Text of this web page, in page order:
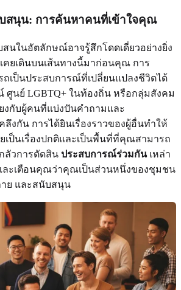
สนุน: การค้นหาคนที่เข้าใจคุณ
นในอัตลักษณ์อาจรู้สึกโดดเดี่ยวอย่างยิ่ง
ยเดินบนเส้นทางนี้มาก่อนคุณ การ
เป็นประสบการณ์ที่เปลี่ยนแปลงชีวิตได้
ศูนย์ LGBTQ+ ในท้องถิ่น หรือกลุ่มสังคม
กับผู้คนที่แบ่งปันคำถามและ
งกัน การได้ยินเรื่องราวของผู้อื่นทำให้
เป็นเรื่องปกติและเป็นพื้นที่ที่คุณสามารถ
ลัวการตัดสิน ประสบการณ์ร่วมกันเหล่า
ละเตือนคุณว่าคุณเป็นส่วนหนึ่งของชุมชน
ย และสนับสนุน